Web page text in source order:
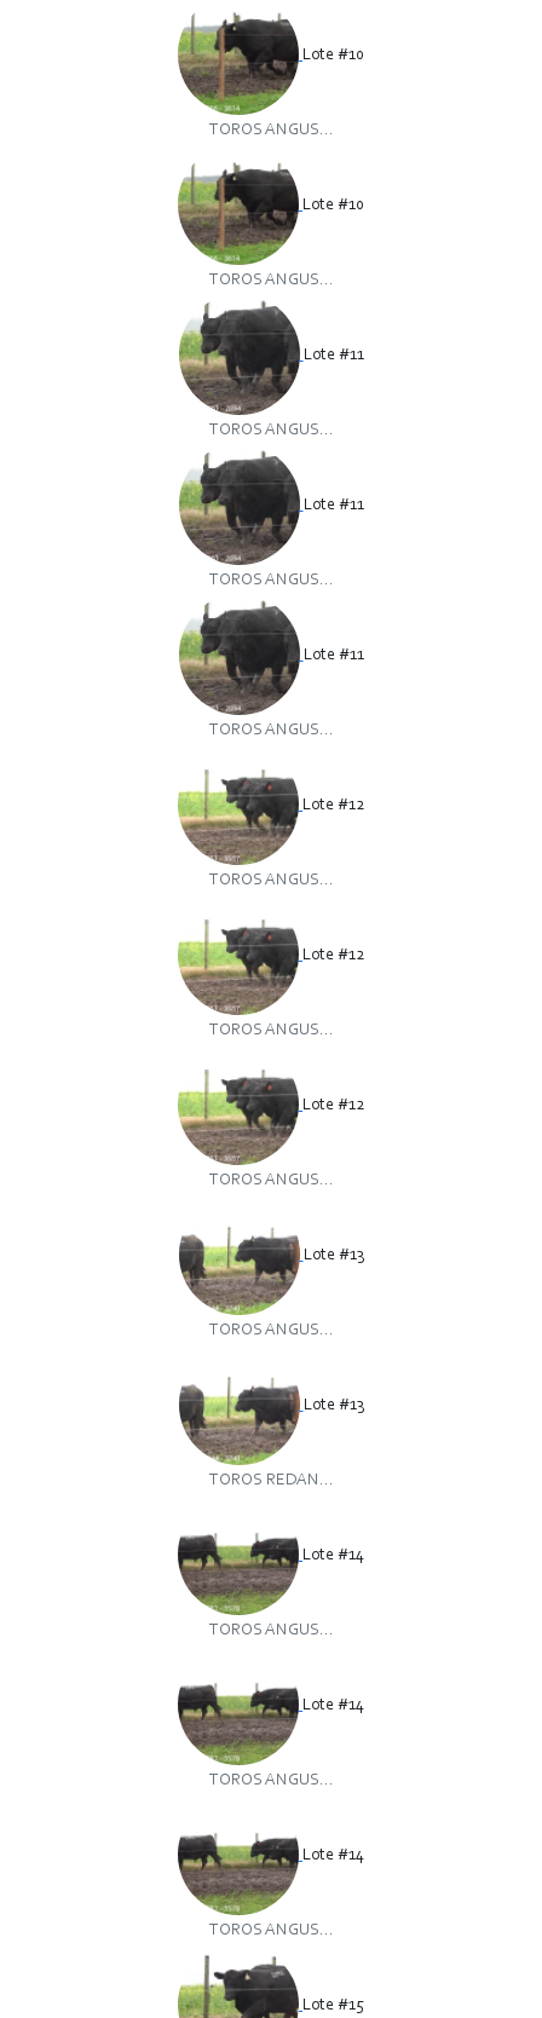
Lote #10
TOROS ANGUS...
Lote #10
TOROS ANGUS...
Lote #11
TOROS ANGUS...
Lote #11
TOROS ANGUS...
Lote #11
TOROS ANGUS...
Lote #12
TOROS ANGUS...
Lote #12
TOROS ANGUS...
Lote #12
TOROS ANGUS...
Lote #13
TOROS ANGUS...
Lote #13
TOROS REDAN...
Lote #14
TOROS ANGUS...
Lote #14
TOROS ANGUS...
Lote #14
TOROS ANGUS...
Lote #15